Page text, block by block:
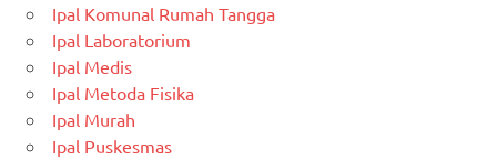
Ipal Komunal Rumah Tangga
Ipal Laboratorium
Ipal Medis
Ipal Metoda Fisika
Ipal Murah
Ipal Puskesmas